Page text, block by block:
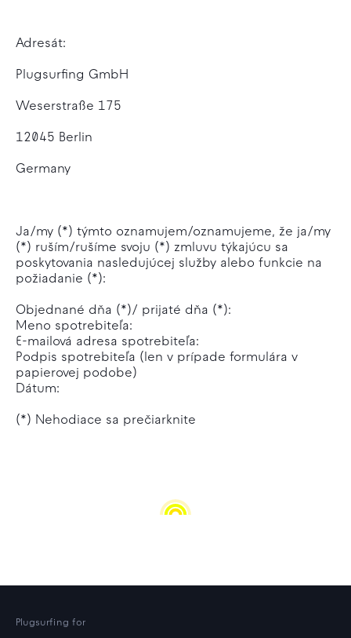
Adresát:
Plugsurfing GmbH
Weserstraße 175
12045 Berlin
Germany
Ja/my (*) týmto oznamujem/oznamujeme, že ja/my
(*) ruším/rušíme svoju (*) zmluvu týkajúcu sa
poskytovania nasledujúcej služby alebo funkcie na
požiadanie (*):
Objednané dňa (*)/ prijaté dňa (*):
Meno spotrebiteľa:
E-mailová adresa spotrebiteľa:
Podpis spotrebiteľa (len v prípade formulára v
papierovej podobe)
Dátum:
(*) Nehodiace sa prečiarknite
Plugsurfing for